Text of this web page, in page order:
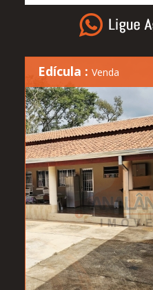
Edícula : Venda